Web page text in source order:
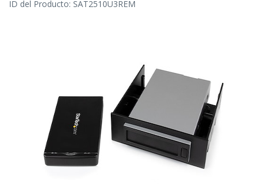
ID del Producto: SAT2510U3REM